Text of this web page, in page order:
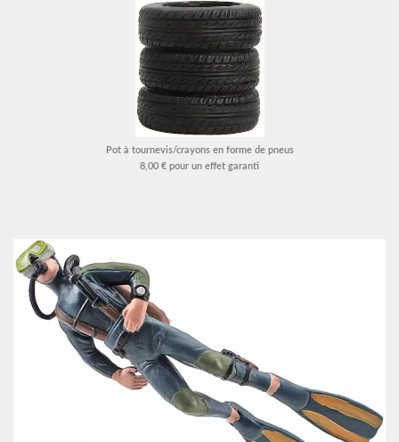
Pot à tournevis/crayons en forme de pneus
8,00 € pour un effet garanti